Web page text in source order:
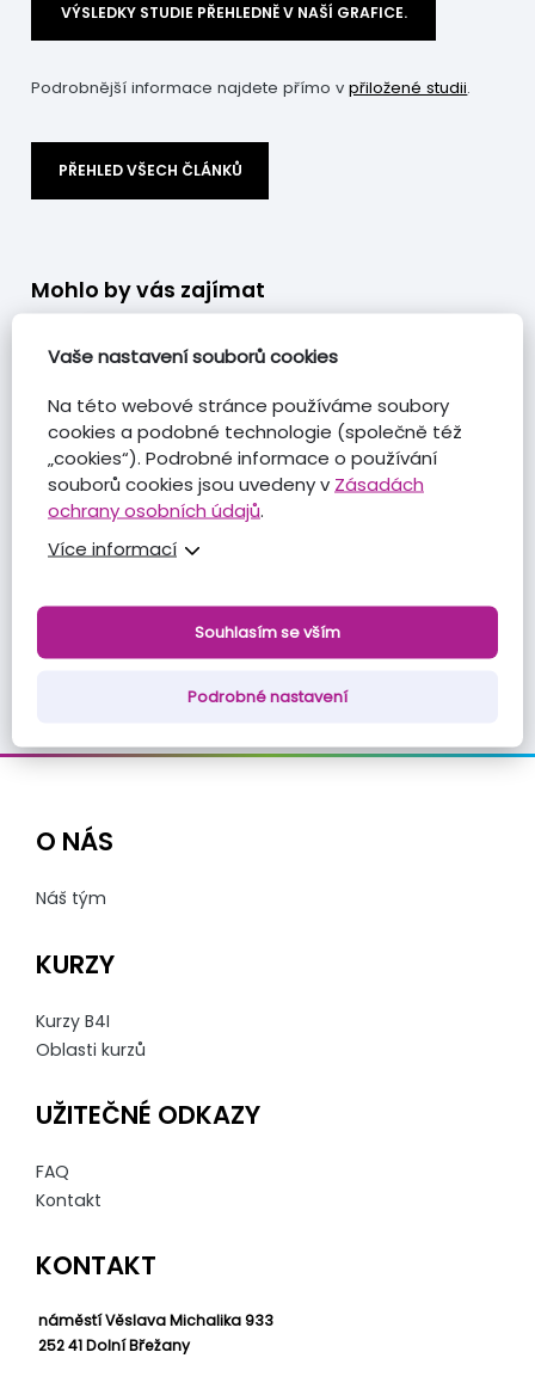
VÝSLEDKY STUDIE PŘEHLEDNĚ V NAŠÍ GRAFICE.
Podrobnější informace najdete přímo vpřiložené studii.
PŘEHLED VŠECH ČLÁNKŮ
Mohlo by vás zajímat
30. 7. 2026
Nečekáme na budoucnost. Tvoříme ji!
23. 7. 2026
Nejlepší kurzy nevznikají od stolu.
Vznikají při řešení reálných projektů.
18. 6. 2026
5 otázek pro Jaroslava Juhu: AI
O NÁS
Náš tým
KURZY
Kurzy B4I
Oblasti kurzů
UŽITEČNÉ ODKAZY
FAQ
Kontakt
KONTAKT
náměstí Věslava Michalika 933
252 41 Dolní Břežany
Vaše nastavení souborů cookies
Na této webové stránce používáme soubory
cookies a podobné technologie (společně též
„cookies“). Podrobné informace o používání
souborů cookies jsou uvedeny v Zásadách
ochrany osobních údajů.
Více informací
Souhlasím se vším
Podrobné nastavení